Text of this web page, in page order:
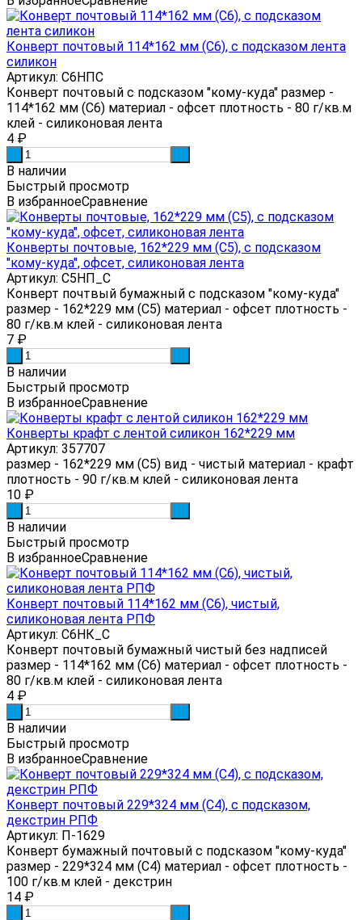
Конверт почтовый 114*162 мм (С6), с подсказом лента
силикон
Артикул: С6НПС
Конверт почтовый с подсказом "кому-куда" размер -
114*162 мм (С6) материал - офсет плотность - 80 г/кв.м
клей - силиконовая лента
4 ₽
В наличии
Быстрый просмотр
В избранноеСравнение
Конверты почтовые, 162*229 мм (С5), с подсказом
"кому-куда", офсет, силиконовая лента
Артикул: С5НП_С
Конверт почтвый бумажный с подсказом "кому-куда"
размер - 162*229 мм (С5) материал - офсет плотность -
80 г/кв.м клей - силиконовая лента
7 ₽
В наличии
Быстрый просмотр
В избранноеСравнение
Конверты крафт с лентой силикон 162*229 мм
Артикул: 357707
размер - 162*229 мм (С5) вид - чистый материал - крафт
плотность - 90 г/кв.м клей - силиконовая лента
10 ₽
В наличии
Быстрый просмотр
В избранноеСравнение
Конверт почтовый 114*162 мм (С6), чистый,
силиконовая лента РПФ
Артикул: С6НК_С
Конверт почтовый бумажный чистый без надписей
размер - 114*162 мм (С6) материал - офсет плотность -
80 г/кв.м клей - силиконовая лента
4 ₽
В наличии
Быстрый просмотр
В избранноеСравнение
Конверт почтовый 229*324 мм (С4), с подсказом,
декстрин РПФ
Артикул: П-1629
Конверт бумажный почтовый с подсказом "кому-куда"
размер - 229*324 мм (С4) материал - офсет плотность -
100 г/кв.м клей - декстрин
14 ₽